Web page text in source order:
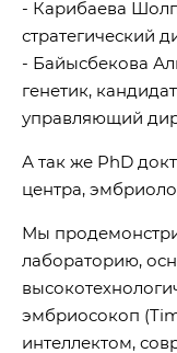
- Карибаева
стратегический
- Байысбекова
генетик,
управляющий
А так же PhD
центра,
Мы
лабораторию,
эмбриосокоп
интеллектом,